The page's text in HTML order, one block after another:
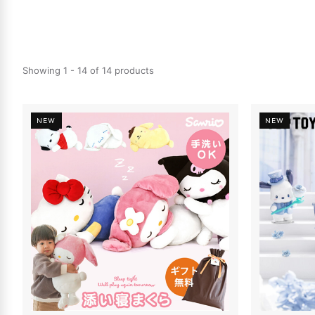
Showing 1 - 14 of 14 products
NEW NEW